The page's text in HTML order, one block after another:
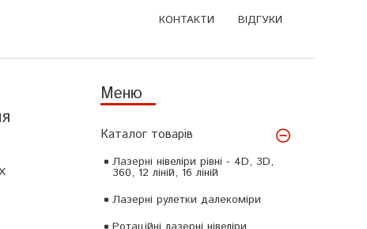
КОНТАКТИ ВІДГУКИ
Каталог товарів
Лазерні нівеліри рівні - 4D, 3D,
360, 12 ліній, 16 ліній
Лазерні рулетки далекоміри